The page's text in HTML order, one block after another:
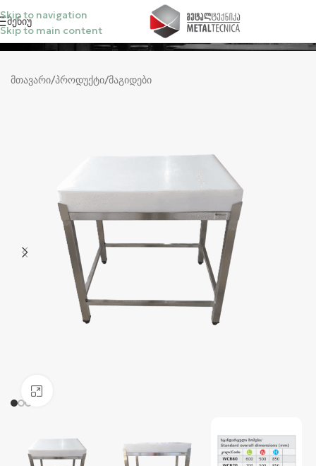
Skip to navigation
Skip to main content
Მენიუ
კატეგორიები
მთავარი/პროდუქტი/მაგიდები